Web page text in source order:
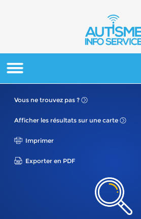
Vous ne trouvez pas ?
Afficher les résultats sur une carte
Imprimer
Exporter en PDF